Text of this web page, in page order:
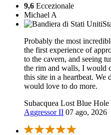
9,6 Eccezionale
Michael A
Probably the most
the first experience of
to the cavern, and seeing
the rim and walls, I would
this site in a heartbeat. We
would love to do more.
Subacquea Lost Blue
Aggressor II 07 ago, 2026